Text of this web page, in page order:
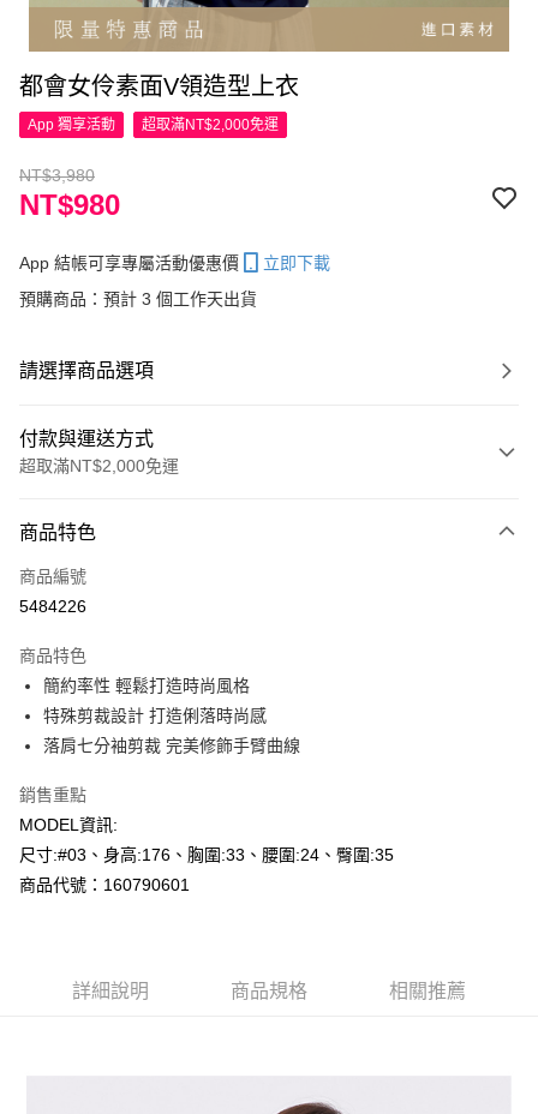
都會女伶素面V領造型上衣
App 獨享活動 超取滿NT$2,000免運
NT$3,980
NT$980
App 結帳可享專屬活動優惠價
立即下載
預購商品：預計 3 個工作天出貨
請選擇商品選項
付款與運送方式
超取滿NT$2,000免運
信用卡一次付款
超商取貨付款
Apple Pay
悠遊付
AFTEE先享後付
相關說明
AFTEE先享後付是「在收到商品之後才付款」的支付方式。 讓您購物簡單
３．安心：先確認商品／服務後，再付款。
３．收到繳費通知簡訊後14天內，點擊此簡訊中的連結，可透過四大超商／
商品特色
商品編號
5484226
商品特色
簡約率性 輕鬆打造時尚風格
特殊剪裁設計 打造俐落時尚感
落肩七分袖剪裁 完美修飾手臂曲線
銷售重點
MODEL資訊:
尺寸:#03、身高:176、胸圍:33、腰圍:24、臀圍:35
商品代號：160790601
詳細說明 商品規格 相關推薦